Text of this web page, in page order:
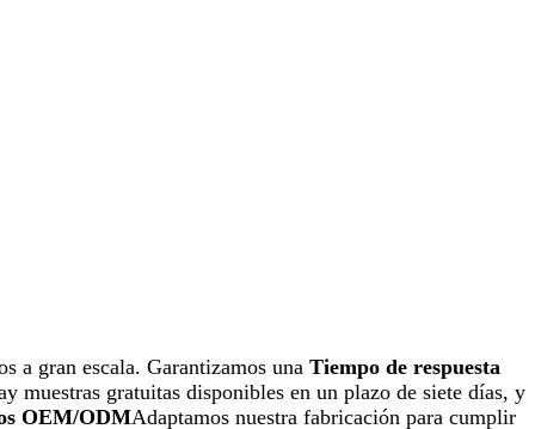
a gran escala. Garantizamos una Tiempo de respuesta
muestras gratuitas disponibles en un plazo de siete días, y
OEM/ODMAdaptamos nuestra fabricación para cumplir